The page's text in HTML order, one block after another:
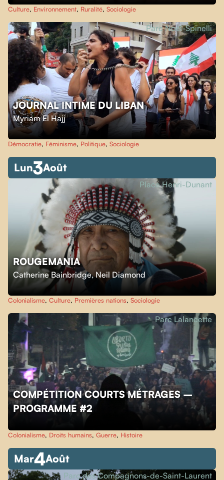
Culture, Environnement, Ruralité, Sociologie
JOURNAL INTIME DU LIBAN
Myriam El Hajj
Parc Noël-Spinelli
Démocratie, Féminisme, Politique, Sociologie
Lun3Août
ROUGEMANIA
Catherine Bainbridge,Neil Diamond
Place Henri-Dunant
Colonialisme, Culture, Premières nations, Sociologie
COMPÉTITION COURTS MÉTRAGES –
PROGRAMME #2
Parc Lalancette
Colonialisme, Droits humains, Guerre, Histoire
Mar4Août
Parc des Compagnons-de-Saint-Laurent